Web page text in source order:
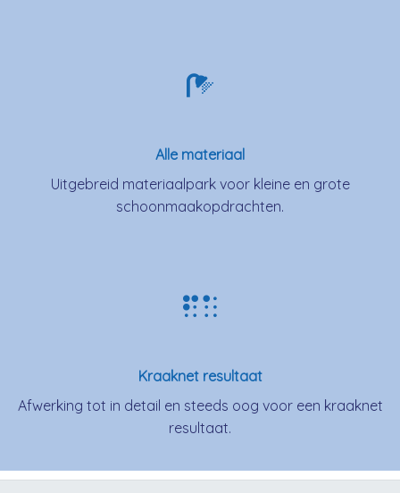
Alle materiaal
Uitgebreid materiaalpark voor kleine en grote
schoonmaakopdrachten.
Kraaknet resultaat
Afwerking tot in detail en steeds oog voor een kraaknet
resultaat.